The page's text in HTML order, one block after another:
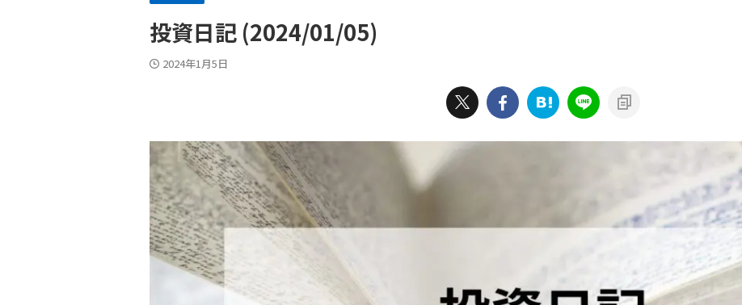
投資日記 (2024/01/05)
2024年1月5日